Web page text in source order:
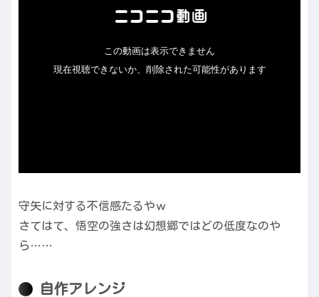
守矢に対する不信感たるやｗ
さてはて、悟空の強さは幻想郷ではどの低度なのや
ら……
自作アレンジ